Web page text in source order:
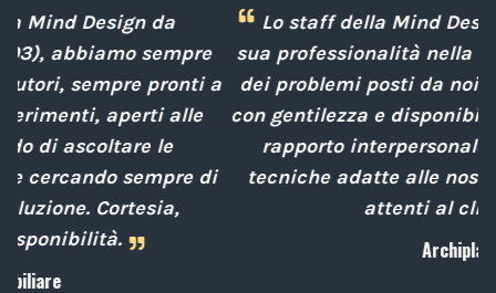
Lo staff della Mind Design ci ha mostrato la
sua professionalità nella soluzione tempestiva
dei problemi posti da noi nel corso degli anni,
con gentilezza e disponibilità nella gestione del
rapporto interpersonale, con competenze
tecniche adatte alle nostre esigenze sempre
attenti al cliente.